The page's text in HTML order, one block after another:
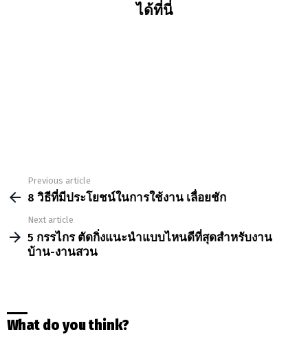
ได้ที่นี่
more
Previous article
8 วิธีที่มีประโยชน์ในการใช้งาน เลื่อยชัก
Next article
5 กรรไกร ตัดกิ่งแนะนำแบบไหนดีที่สุดสำหรับงาน
บ้าน-งานสวน
What do you think?